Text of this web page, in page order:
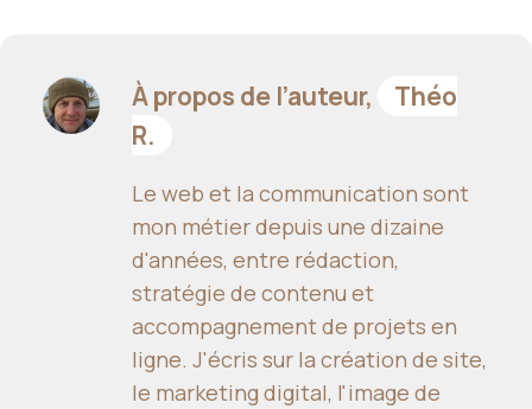
À propos de l’auteur,
Théo
R.
Le web et la communication sont
mon métier depuis une dizaine
d'années, entre rédaction,
stratégie de contenu et
accompagnement de projets en
ligne. J'écris sur la création de site,
le marketing digital, l'image de